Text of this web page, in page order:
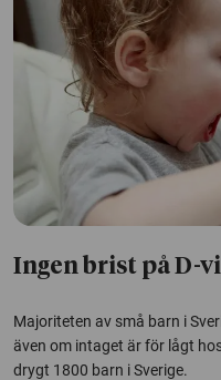
Ingen brist på D-
Majoriteten av små barn i
även om intaget är för lågt
drygt 1800 barn i Sverige.